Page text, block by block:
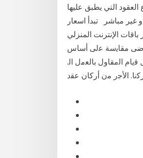
التي يطبق عليها
غير مباشر تبدأ اسعار
باقات الإنترنت المنزلي
ﻣﻘﺎﯾﺳﺔ ﻋﻟﯽ أﺳﺎس
اﻟﻣﻘﺎول ﺑﺎﻟﻌﻣل اﻟ.